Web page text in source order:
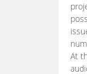
At